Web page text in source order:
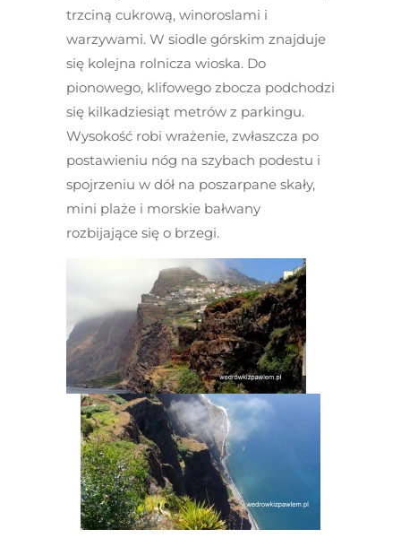
trzciną cukrową, winoroslami i
warzywami. W siodle górskim znajduje
się kolejna rolnicza wioska. Do
pionowego, klifowego zbocza podchodzi
się kilkadziesiąt metrów z parkingu.
Wysokość robi wrażenie, zwłaszcza po
postawieniu nóg na szybach podestu i
spojrzeniu w dół na poszarpane skały,
mini plaże i morskie bałwany
rozbijające się o brzegi.